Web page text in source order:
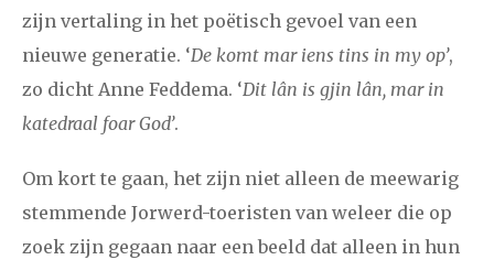
zijn vertaling in het poëtisch gevoel van een
nieuwe generatie. ‘De komt mar iens tins in my op’,
zo dicht Anne Feddema. ‘Dit lân is gjin lân, mar in
katedraal foar God’.
Om kort te gaan, het zijn niet alleen de meewarig
stemmende Jorwerd-toeristen van weleer die op
zoek zijn gegaan naar een beeld dat alleen in hun